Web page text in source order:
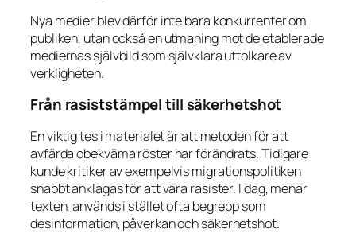
Nya medier blev därför inte bara konkurrenter om
publiken, utan också en utmaning mot de etablerade
mediernas självbild som självklara uttolkare av
verkligheten.
Från rasiststämpel till säkerhetshot
En viktig tes i materialet är att metoden för att
avfärda obekväma röster har förändrats. Tidigare
kunde kritiker av exempelvis migrationspolitiken
snabbt anklagas för att vara rasister. I dag, menar
texten, används i stället ofta begrepp som
desinformation, påverkan och säkerhetshot.